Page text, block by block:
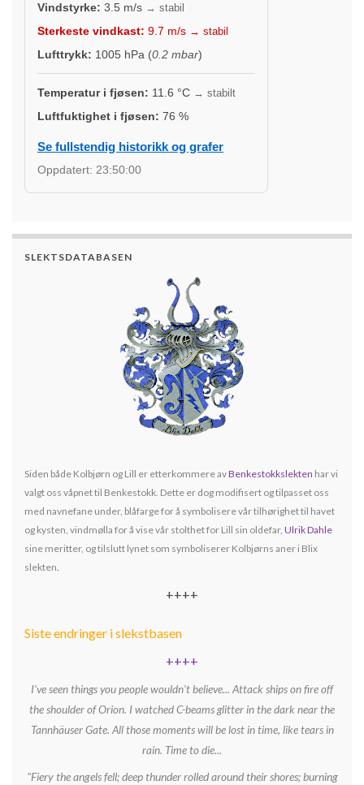
Vindstyrke: 3.5 m/s → stabil
Sterkeste vindkast: 9.7 m/s → stabil
Lufttrykk: 1005 hPa (0.2 mbar)
Temperatur i fjøsen: 11.6 °C → stabilt
Luftfuktighet i fjøsen: 76 %
Se fullstendig historikk og grafer
Oppdatert: 23:50:00
SLEKTSDATABASEN
Siden både Kolbjørn og Lill er etterkommere avBenkestokkslekten har vi
valgt oss våpnet til Benkestokk. Dette er dog modifisert og tilpasset oss
med navnefane under, blåfarge for å symbolisere vår tilhørighet til havet
og kysten, vindmølla for å vise vår stolthet for Lill sin oldefar, Ulrik Dahle
sine meritter, og tilslutt lynet som symboliserer Kolbjørns aner i Blix
slekten.
++++
Siste endringer i slekstbasen
++++
I've seen things you people wouldn't believe... Attack ships on fire off
the shoulder of Orion. I watched C-beams glitter in the dark near the
Tannhäuser Gate. All those moments will be lost in time, like tears in
rain. Time to die...
"Fiery the angels fell; deep thunder rolled around their shores; burning